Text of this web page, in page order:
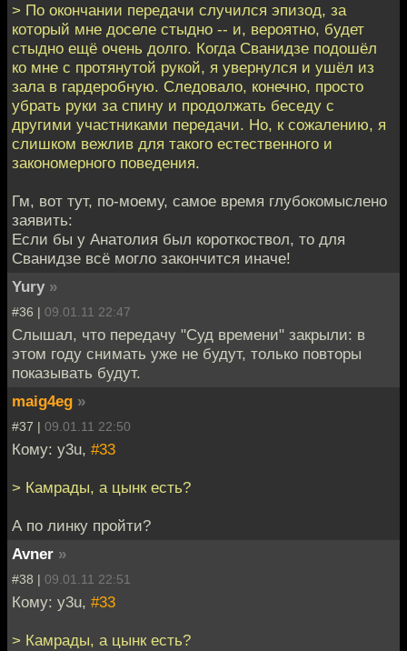
> По окончании передачи случился эпизод, за
который мне доселе стыдно -- и, вероятно, будет
стыдно ещё очень долго. Когда Сванидзе подошёл
ко мне с протянутой рукой, я увернулся и ушёл из
зала в гардеробную. Следовало, конечно, просто
убрать руки за спину и продолжать беседу с
другими участниками передачи. Но, к сожалению, я
слишком вежлив для такого естественного и
закономерного поведения.
Гм, вот тут, по-моему, самое время глубокомыслено
заявить:
Если бы у Анатолия был короткоствол, то для
Сванидзе всё могло закончится иначе!
Yury »
#36 | 09.01.11 22:47
Слышал, что передачу "Суд времени" закрыли: в
этом году снимать уже не будут, только повторы
показывать будут.
maig4eg »
#37 | 09.01.11 22:50
Кому: y3u, #33
> Камрады, а цынк есть?
А по линку пройти?
Avner »
#38 | 09.01.11 22:51
Кому: y3u, #33
> Камрады, а цынк есть?